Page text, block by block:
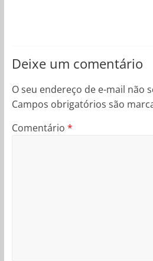
Deixe um comentário
O seu endereço de e-mail não
Campos obrigatórios são
Comentário *